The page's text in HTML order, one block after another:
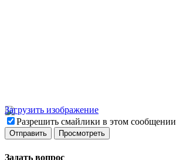
Загрузить изображение
Разрешить смайлики в этом сообщении
Задать вопрос